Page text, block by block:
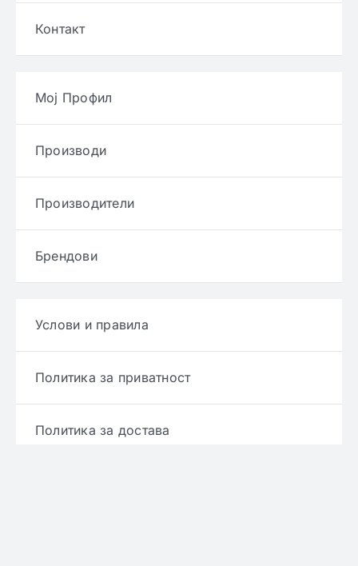
Контакт
Мој Профил
Производи
Производители
Брендови
Услови и правила
Политика за приватност
Политика за достава